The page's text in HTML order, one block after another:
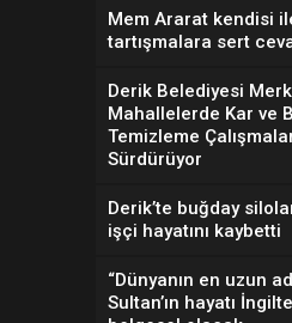
Mem Ararat kendisi
tartışmalara sert
Derik Belediyesi
Mahallelerde Kar ve
Temizleme
Sürdürüyor
Derik’te buğday
işçi hayatını kaybetti
“Dünyanın en uzun
Sultan’ın hayatı